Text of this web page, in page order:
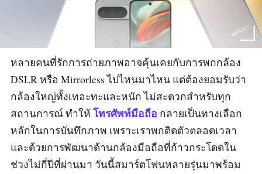
หลายคนที่รักการถ่ายภาพอาจคุ้นเคยกับการพกกล้อง
DSLR หรือ Mirrorless ไปไหนมาไหน แต่ต้องยอมรับว่า
กล้องใหญ่ทั้งเทอะทะและหนัก ไม่สะดวกสำหรับทุก
สถานการณ์ ทำให้โทรศัพท์มือถือ กลายเป็นทางเลือก
หลักในการบันทึกภาพ เพราะเราพกติดตัวตลอดเวลา
และด้วยการพัฒนาด้านกล้องมือถือที่ก้าวกระโดดใน
ช่วงไม่กี่ปีที่ผ่านมา วันนี้สมาร์ตโฟนหลายรุ่นมาพร้อม